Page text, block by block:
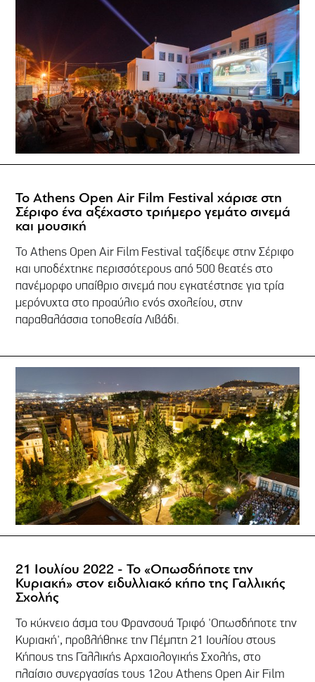
Το Athens Open Air Film Festival χάρισε στη
Σέριφο ένα αξέχαστο τριήμερο γεμάτο σινεμά
και μουσική
Το Athens Open Air Film Festival ταξίδεψε στην Σέριφο
και υποδέχτηκε περισσότερους από 500 θεατές στο
πανέμορφο υπαίθριο σινεμά που εγκατέστησε για τρία
μερόνυχτα στο προαύλιο ενός σχολείου, στην
παραθαλάσσια τοποθεσία Λιβάδι.
21 Ιουλίου 2022 - Το «Οπωσδήποτε την
Κυριακή» στον ειδυλλιακό κήπο της Γαλλικής
Σχολής
Το κύκνειο άσμα του Φρανσουά Τριφό 'Οπωσδήποτε την
Κυριακή', προβλήθηκε την Πέμπτη 21 Ιουλίου στους
Κήπους της Γαλλικής Αρχαιολογικής Σχολής, στο
πλαίσιο συνεργασίας τους 12ου Αthens Open Air Film